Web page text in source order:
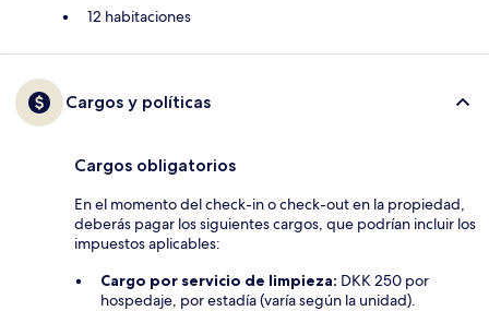
12 habitaciones
Cargos y políticas
Cargos obligatorios
En el momento del check-in o check-out en la propiedad,
deberás pagar los siguientes cargos, que podrían incluir los
impuestos aplicables:
Cargo por servicio de limpieza: DKK 250 por
hospedaje, por estadía (varía según la unidad).